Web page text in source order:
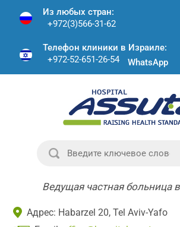
Из любых стран:
+972(3)566-31-62
Телефон клиники в Израиле:
+972-52-651-26-54
WhatsApp
Ведущая частная больница
Адрес: Habarzel 20, Tel Aviv-Yafo